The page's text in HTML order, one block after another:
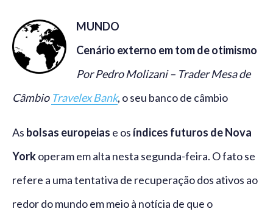
MUNDO
Cenário externo em tom de otimismo
Por Pedro Molizani – Trader Mesa de
Câmbio Travelex Bank, o seu banco de câmbio
As bolsas europeias e os índices futuros de Nova
Yorkoperam em alta nesta segunda-feira. O fato se
refere a uma tentativa de recuperação dos ativos ao
redor do mundo em meio à notícia de que o